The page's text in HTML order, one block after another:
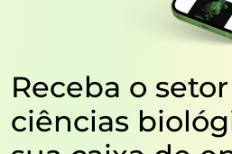
Receba o
ciências